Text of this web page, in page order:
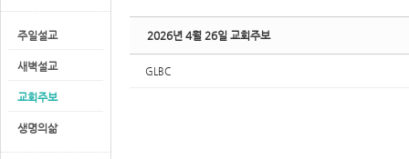
주일설교
새벽설교
교회주보
생명의삶
2026년 4월 26일 교회주보
GLBC